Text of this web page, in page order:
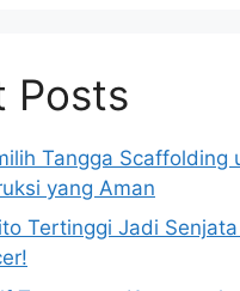
Posts
Tangga Scaffolding
yang Aman
Tertinggi Jadi